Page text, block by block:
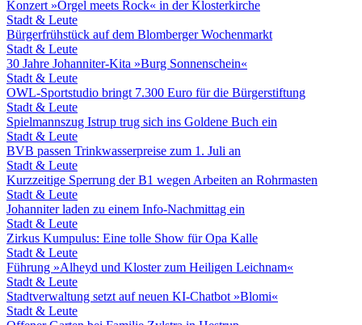
Konzert »Orgel meets Rock« in der Klosterkirche
Stadt & Leute
Bürgerfrühstück auf dem Blomberger Wochenmarkt
Stadt & Leute
30 Jahre Johanniter-Kita »Burg Sonnenschein«
Stadt & Leute
OWL-Sportstudio bringt 7.300 Euro für die Bürgerstiftung
Stadt & Leute
Spielmannszug Istrup trug sich ins Goldene Buch ein
Stadt & Leute
BVB passen Trinkwasserpreise zum 1. Juli an
Stadt & Leute
Kurzzeitige Sperrung der B1 wegen Arbeiten an Rohrmasten
Stadt & Leute
Johanniter laden zu einem Info-Nachmittag ein
Stadt & Leute
Zirkus Kumpulus: Eine tolle Show für Opa Kalle
Stadt & Leute
Führung »Alheyd und Kloster zum Heiligen Leichnam«
Stadt & Leute
Stadtverwaltung setzt auf neuen KI-Chatbot »Blomi«
Stadt & Leute